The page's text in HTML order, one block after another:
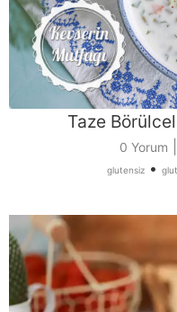
Taze
0 Yorum
glutensiz•